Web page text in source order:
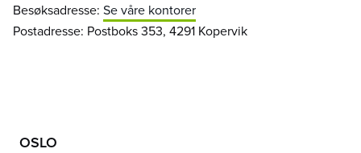
Besøksadresse: Se våre kontorer
Postadresse: Postboks 353, 4291 Kopervik
OSLO